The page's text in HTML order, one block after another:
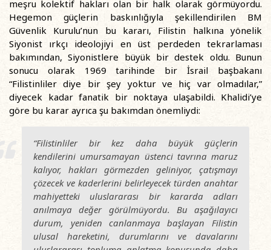
meşru kolektif hakları olan bir halk olarak görmüyordu.
Hegemon güçlerin baskınlığıyla şekillendirilen BM
Güvenlik Kurulu’nun bu kararı, Filistin halkına yönelik
Siyonist ırkçı ideolojiyi en üst perdeden tekrarlaması
bakımından, Siyonistlere büyük bir destek oldu. Bunun
sonucu olarak 1969 tarihinde bir İsrail başbakanı
“Filistinliler diye bir şey yoktur ve hiç var olmadılar,”
diyecek kadar fanatik bir noktaya ulaşabildi. Khalidi’ye
göre bu karar ayrıca şu bakımdan önemliydi:
“Filistinliler bir kez daha büyük güçlerin
kendilerini umursamayan üstenci tavrına maruz
kalıyor, hakları görmezden geliniyor, çatışmayı
çözecek ve kaderlerini belirleyecek türden anahtar
mahiyetteki uluslararası bir kararda adları
anılmaya değer görülmüyordu. Bu aşağılayıcı
durum, yeniden canlanmaya başlayan Filistin
ulusal hareketini, durumlarını ve davalarını